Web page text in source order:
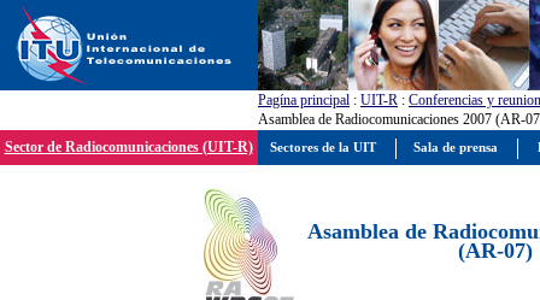
Pagína principal : UIT-R : Conferencias y
Asamblea de Radiocomunicaciones 2007 (AR-
Sector de Radiocomunicaciones (UIT-R)
Asamblea de
(AR-07)
Sectores de la UIT Sala de prensa